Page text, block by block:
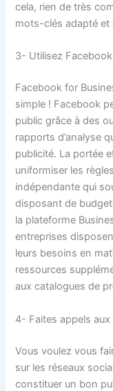
cela, rien de très
mots-clés adapté et
3- Utilisez
Facebook for
simple ! Facebook
public grâce à des
rapports d’analyse
publicité. La portée
uniformiser les
indépendante qui
disposant de
la plateforme
entreprises
leurs besoins en
ressources
aux catalogues de
4- Faites appels aux
Vous voulez vous
sur les réseaux
constituer un bon